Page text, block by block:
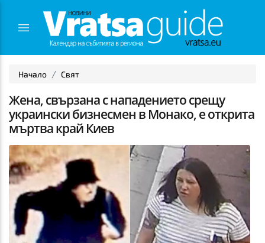
Начало Свят
Жена, свързана с нападението срещу
украински бизнесмен в Монако, е открита
мъртва край Киев